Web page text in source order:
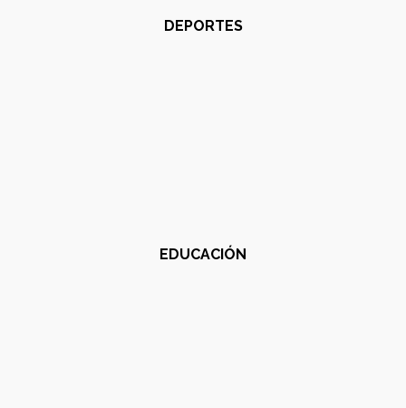
DEPORTES
EDUCACIÓN